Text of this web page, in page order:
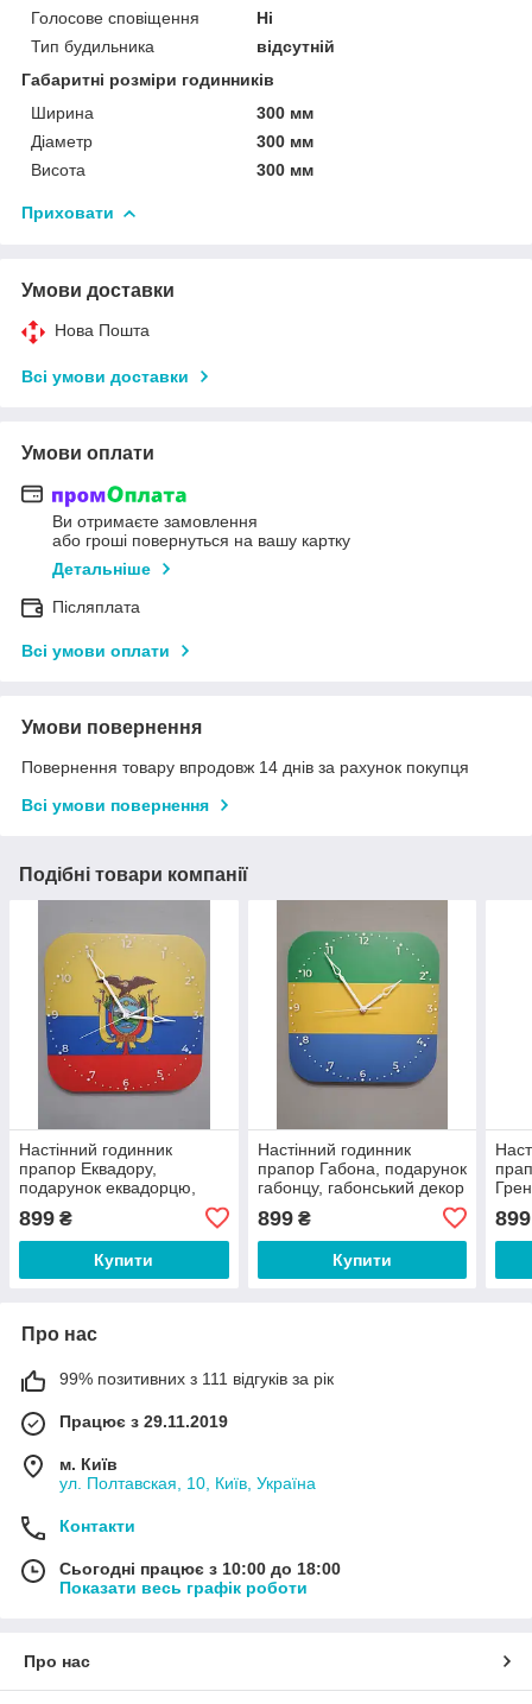
Голосове сповіщення
Ні
Тип будильника
відсутній
Габаритні розміри годинників
Ширина
300 мм
Діаметр
300 мм
Висота
300 мм
Приховати
Умови доставки
Нова Пошта
Всі умови доставки
Умови оплати
Ви отримаєте замовлення
або гроші повернуться на вашу картку
Детальніше
Післяплата
Всі умови оплати
Умови повернення
Повернення товару впродовж 14 днів за рахунок покупця
Всі умови повернення
Подібні товари компанії
Настінний годинник
прапор Еквадору,
подарунок еквадорцю,
899 ₴
Купити
Настінний годинник
прапор Габона, подарунок
габонцу, габонський декор
899₴
Купити
899
Про нас
99% позитивних з 111 відгуків за рік
Працює з 29.11.2019
м. Київ
ул. Полтавская, 10, Київ, Україна
Контакти
Сьогодні працює з 10:00 до 18:00
Показати весь графік роботи
Про нас